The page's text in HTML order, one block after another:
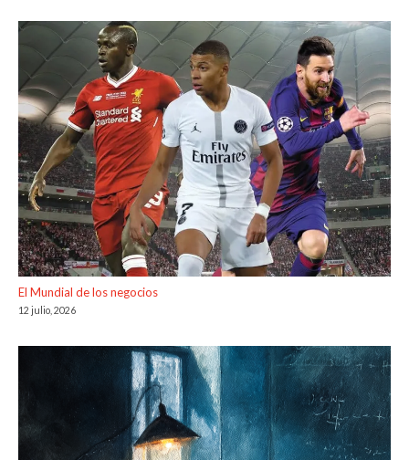
El Mundial de los negocios
12 julio, 2026